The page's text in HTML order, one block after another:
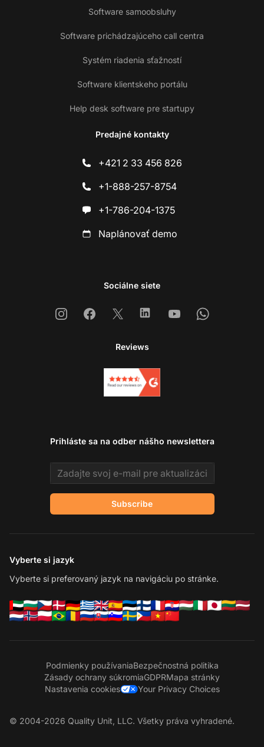
Software samoobsluhy
Software prichádzajúceho call centra
Systém riadenia sťažností
Software klientskeho portálu
Help desk software pre startupy
Predajné kontakty
+421 2 33 456 826
+1-888-257-8754
+1-786-204-1375
Naplánovať demo
Sociálne siete
InstagramFacebook
X LinkedinYoutubeWhatsapp
Reviews
Prihláste sa na odber nášho newslettera
Email address
Subscribe
Vyberte si jazyk
Vyberte si preferovaný jazyk na navigáciu po stránke.
Podmienky používaniaBezpečnostná politika
Zásady ochrany súkromiaGDPRMapa stránky
Nastavenia cookies
Your Privacy Choices
© 2004-2026 Quality Unit, LLC. Všetky práva vyhradené.